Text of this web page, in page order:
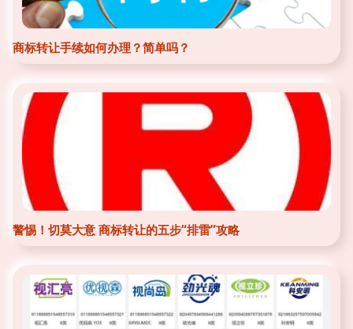
商标转让手续如何办理？简单吗？
警惕！切莫大意 商标转让的五步“排雷”攻略